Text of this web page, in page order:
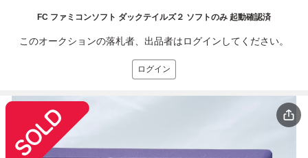
FC ファミコンソフト ダックテイルズ２ ソフトのみ 起動確認済
このオークションの落札者、出品者はログインしてください。
ログイン